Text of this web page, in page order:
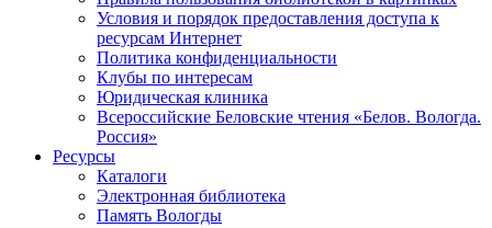
Условия и порядок предоставления доступа к
ресурсам Интернет
Политика конфиденциальности
Клубы по интересам
Юридическая клиника
Всероссийские Беловские чтения «Белов. Вологда.
Россия»
Ресурсы
Каталоги
Электронная библиотека
Память Вологды